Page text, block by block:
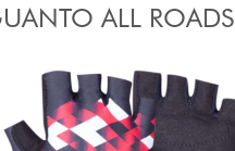
ALL ROADS